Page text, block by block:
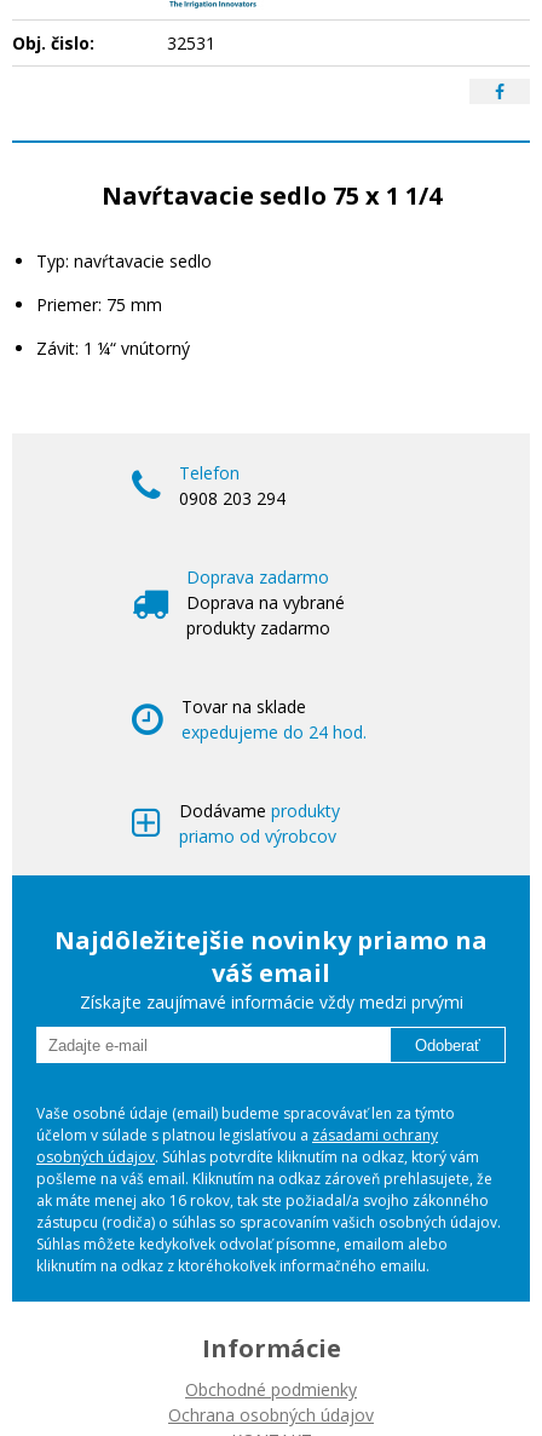
Obj. čislo: 32531
Navŕtavacie sedlo 75 x 1 1/4
Typ: navŕtavacie sedlo
Priemer: 75 mm
Závit: 1 ¼“ vnútorný
Telefon
0908 203 294
Doprava zadarmo
Doprava na vybrané
produkty zadarmo
Tovar na sklade
expedujeme do 24 hod.
Dodávame produkty
priamo od výrobcov
Najdôležitejšie novinky priamo na
váš email
Získajte zaujímavé informácie vždy medzi prvými
Odoberať
Vaše osobné údaje (email) budeme spracovávať len za týmto
účelom v súlade s platnou legislatívou a zásadami ochrany
osobných údajov. Súhlas potvrdíte kliknutím na odkaz, ktorý vám
pošleme na váš email. Kliknutím na odkaz zároveň prehlasujete, že
ak máte menej ako 16 rokov, tak ste požiadal/a svojho zákonného
zástupcu (rodiča) o súhlas so spracovaním vašich osobných údajov.
Súhlas môžete kedykoľvek odvolať písomne, emailom alebo
kliknutím na odkaz z ktoréhokoľvek informačného emailu.
Informácie
Obchodné podmienky
Ochrana osobných údajov